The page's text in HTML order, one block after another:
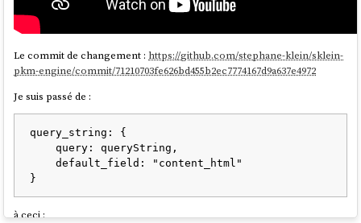
Le commit de changement : https://github.com/stephane-klein/sklein-
pkm-engine/commit/71210703fe626bd455b2ec7774167d9a637e4972
Je suis passé de :
query_string: {
    query: queryString,
    default_field: "content_html"
à ceci :